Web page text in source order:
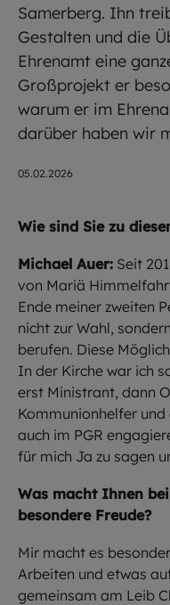
Samerberg. Ihn
Gestalten und die
Ehrenamt eine
Großprojekt er
warum er im
darüber haben wir
05.02.2026
Wie sind Sie zu
Michael Auer: Seit
von Mariä
Ende meiner zweiten
nicht zur Wahl,
berufen. Diese
In der Kirche war ich
erst Ministrant, dann
Kommunionhelfer
auch im PGR
für mich Ja zu sagen
Was macht Ihnen
besondere Freude?
Mir macht es
Arbeiten und etwas
gemeinsam am Leib